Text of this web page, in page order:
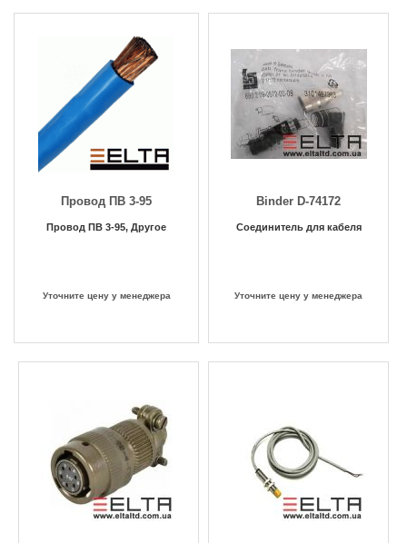
Провод ПВ 3-95
Провод ПВ 3-95, Другое
Уточните цену у менеджера
Binder D-74172
Соединитель для кабеля
Уточните цену у менеджера